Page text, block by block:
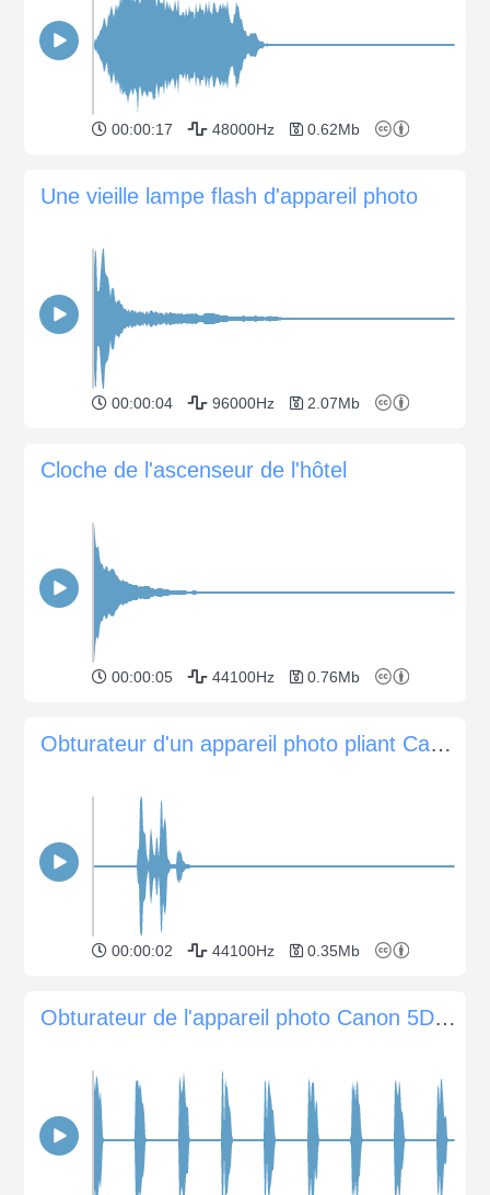
00:00:17 48000Hz 0.62Mb
Une vieille lampe flash d'appareil photo
00:00:04 96000Hz 2.07Mb
Cloche de l'ascenseur de l'hôtel
00:00:05 44100Hz 0.76Mb
Obturateur d'un appareil photo pliant Canon A1
00:00:02 44100Hz 0.35Mb
Obturateur de l'appareil photo Canon 5D MK2